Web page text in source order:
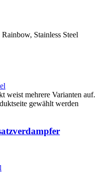
Stainless Steel
weist mehrere Varianten auf.
gewählt werden